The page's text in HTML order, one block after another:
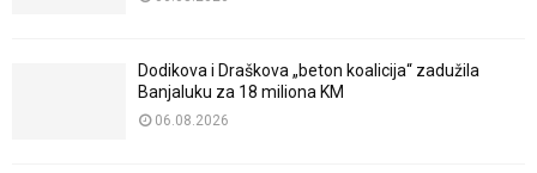
Dodikova i Draškova „beton koalicija“ zadužila
Banjaluku za 18 miliona KM
06.08.2026